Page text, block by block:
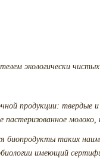
экологически
продукции:
пастеризованное
биопродукты таких
имеющий